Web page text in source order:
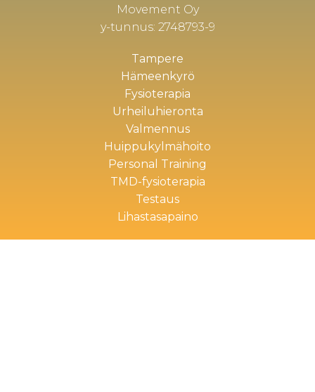
Movement Oy
y-tunnus: 2748793-9
Tampere
Hämeenkyrö
Fysioterapia
Urheiluhieronta
Valmennus
Huippukylmähoito
Personal Training
TMD-fysioterapia
Testaus
Lihastasapaino